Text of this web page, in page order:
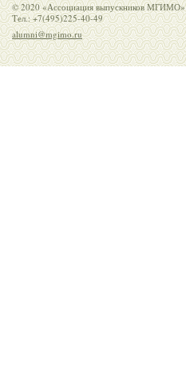
© 2020 «Ассоциация выпускников МГИМО»
Тел.: +7(495)225-40-49
alumni@mgimo.ru